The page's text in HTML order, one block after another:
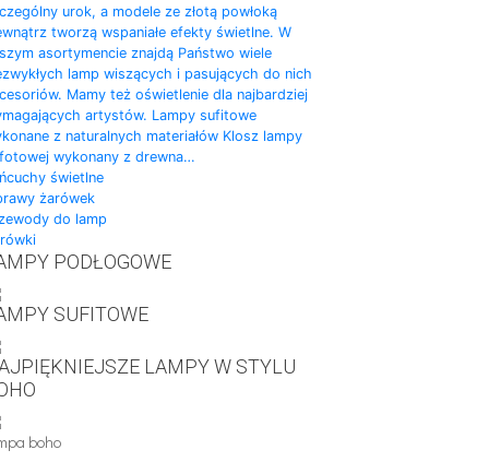
urok, a modele ze złotą powłoką
tworzą wspaniałe efekty świetlne. W
asortymencie znajdą Państwo wiele
lamp wiszących i pasujących do nich
Mamy też oświetlenie dla najbardziej
artystów. Lampy sufitowe
z naturalnych materiałów Klosz lampy
wykonany z drewna…
świetlne
żarówek
do lamp
PODŁOGOWE
SUFITOWE
LAMPY W STYLU
boho